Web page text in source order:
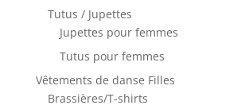
Tutus / Jupettes
Jupettes pour femmes
Tutus pour femmes
Vêtements de danse Filles
Brassières/T-shirts